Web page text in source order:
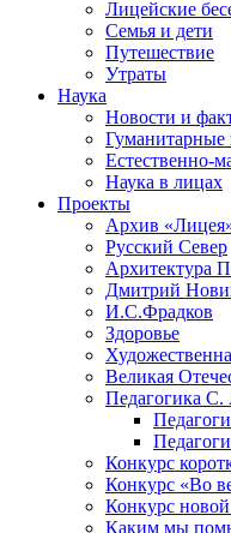
Лицейские
Семья и дети
Путешествие
Утраты
Наука
Новости и
Гуманитарные
Естественно-
Наука в лицах
Проекты
Архив
Русский Север
Архитектура
Дмитрий
И.С.Фрадков
Здоровье
Великая
Педагогика С.
Конкурс
Конкурс «Во
Конкурс
Каким мы